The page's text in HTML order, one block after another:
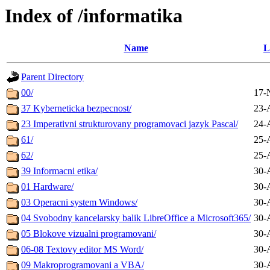
Index of /informatika
Name
Parent Directory
00/
17-
37 Kyberneticka bezpecnost/
23-
23 Imperativni strukturovany programovaci jazyk Pascal/
24-
61/
25-
62/
25-
39 Informacni etika/
30-
01 Hardware/
30-
03 Operacni system Windows/
30-
04 Svobodny kancelarsky balik LibreOffice a Microsoft365/ 30-
05 Blokove vizualni programovani/
30-
06-08 Textovy editor MS Word/
30-
09 Makroprogramovani a VBA/
30-